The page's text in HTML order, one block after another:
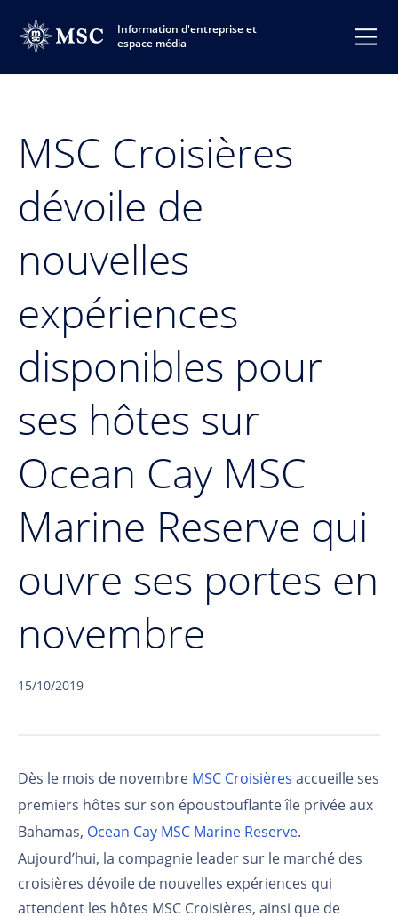
Information d'entreprise et
espace média
MSC Croisières
dévoile de
nouvelles
expériences
disponibles pour
ses hôtes sur
Ocean Cay MSC
Marine Reserve qui
ouvre ses portes en
novembre
15/10/2019
Dès le mois de novembre MSC Croisières accueille ses
premiers hôtes sur son époustouflante île privée aux
Bahamas, Ocean Cay MSC Marine Reserve.
Aujourd’hui, la compagnie leader sur le marché des
croisières dévoile de nouvelles expériences qui
attendent les hôtes MSC Croisières, ainsi que de